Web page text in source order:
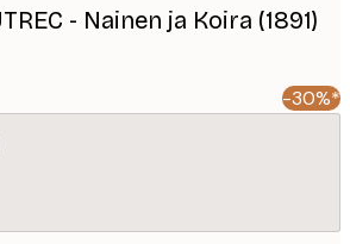
- Nainen ja Koira (1891)
-30%*